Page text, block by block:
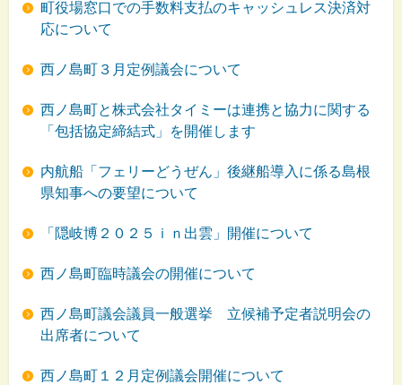
町役場窓口での手数料支払のキャッシュレス決済対
応について
西ノ島町３月定例議会について
西ノ島町と株式会社タイミーは連携と協力に関する
「包括協定締結式」を開催します
内航船「フェリーどうぜん」後継船導入に係る島根
県知事への要望について
「隠岐博２０２５ｉｎ出雲」開催について
西ノ島町臨時議会の開催について
西ノ島町議会議員一般選挙 立候補予定者説明会の
出席者について
西ノ島町１２月定例議会開催について